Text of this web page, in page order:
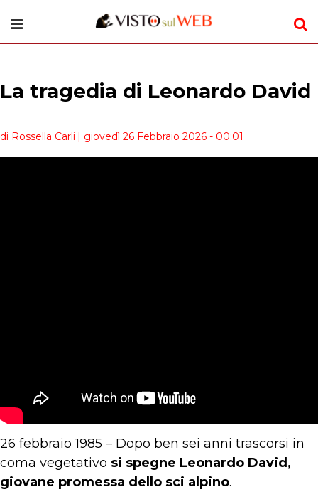
La tragedia di Leonardo David
di Rossella Carli | giovedì 26 Febbraio 2026 - 00:01
26 febbraio 1985 – Dopo ben sei anni trascorsi in
coma vegetativo si spegne Leonardo David,
giovane promessa dello sci alpino.